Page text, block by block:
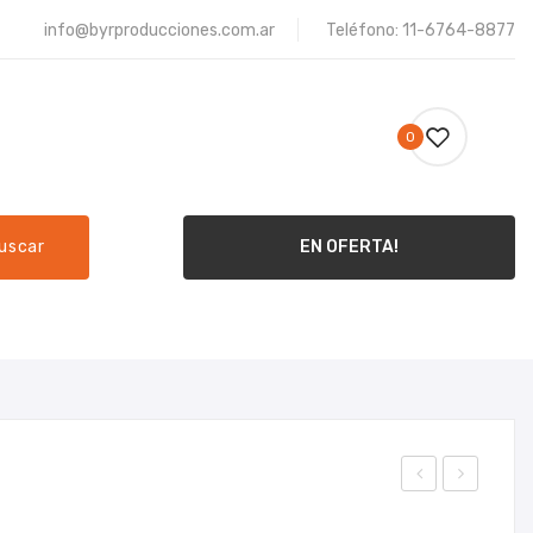
info@byrproducciones.com.ar Teléfono: 11-6764-8877
0
EN OFERTA!